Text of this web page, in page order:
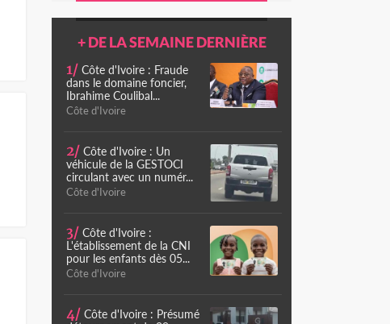
+ DE LA SEMAINE DERNIÈRE
1/ Côte d'Ivoire : Fraude
dans le domaine foncier,
Ibrahime Coulibal...
Côte d'Ivoire
2/ Côte d'Ivoire : Un
véhicule de la GESTOCI
circulant avec un numér...
Côte d'Ivoire
3/ Côte d'Ivoire :
L'établissement de la CNI
pour les enfants dès 05...
Côte d'Ivoire
4/ Côte d'Ivoire : Présumé